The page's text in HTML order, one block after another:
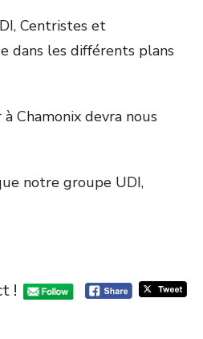
Centristes et
dans les différents plans
Chamonix devra nous
notre groupe UDI,
!